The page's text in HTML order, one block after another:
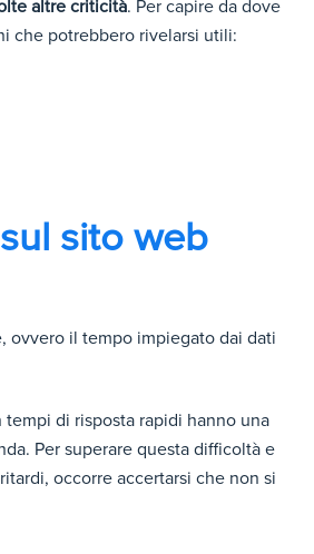
altre criticità. Per capire da dove
che potrebbero rivelarsi utili:
sito web
ovvero il tempo impiegato dai dati
di risposta rapidi hanno una
Per superare questa difficoltà e
occorre accertarsi che non si